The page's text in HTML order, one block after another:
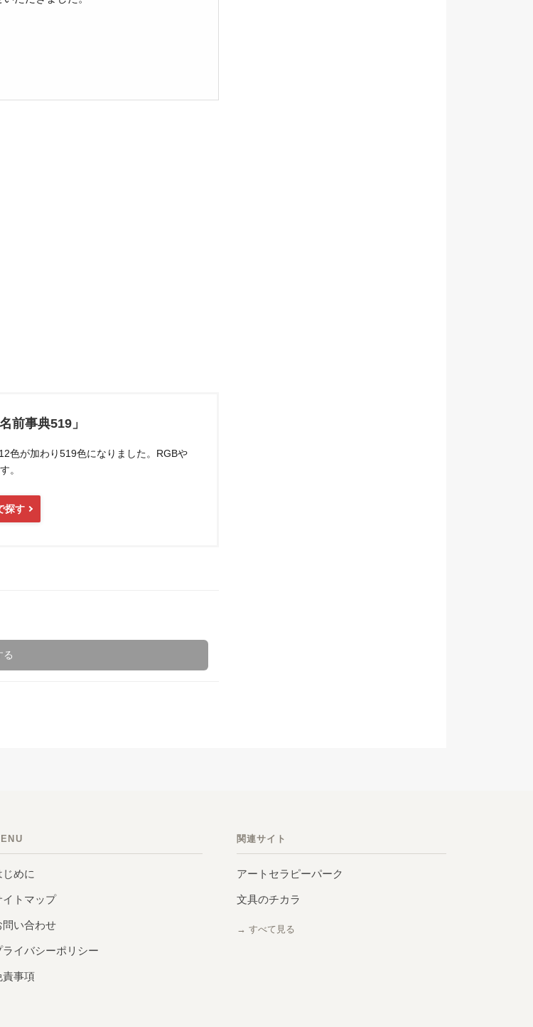
前事典519」
色が加わり519色になりました。RGBや
。
探す
る
じめに
イトマップ
問い合わせ
ライバシーポリシー
責事項
関連サイト
アートセラピーパーク
文具のチカラ
→ すべて見る